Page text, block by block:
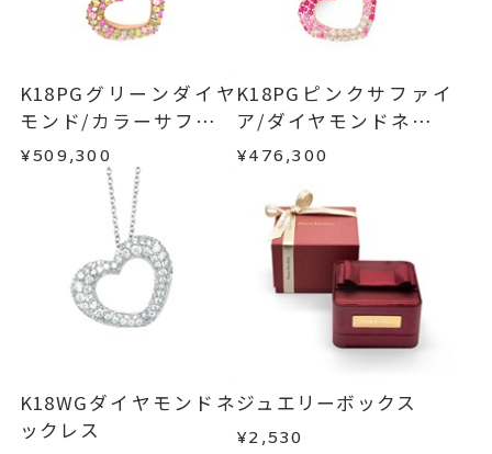
K18PGグリーンダイヤ
モンド/カラーサファイ
ア/ダイヤモンドネック
¥509,300
K18PGピンクサファイ
ア/ダイヤモンドネック
レス
¥476,300
K18WGダイヤモンドネ
ックレス
ジュエリーボックス
¥2,530